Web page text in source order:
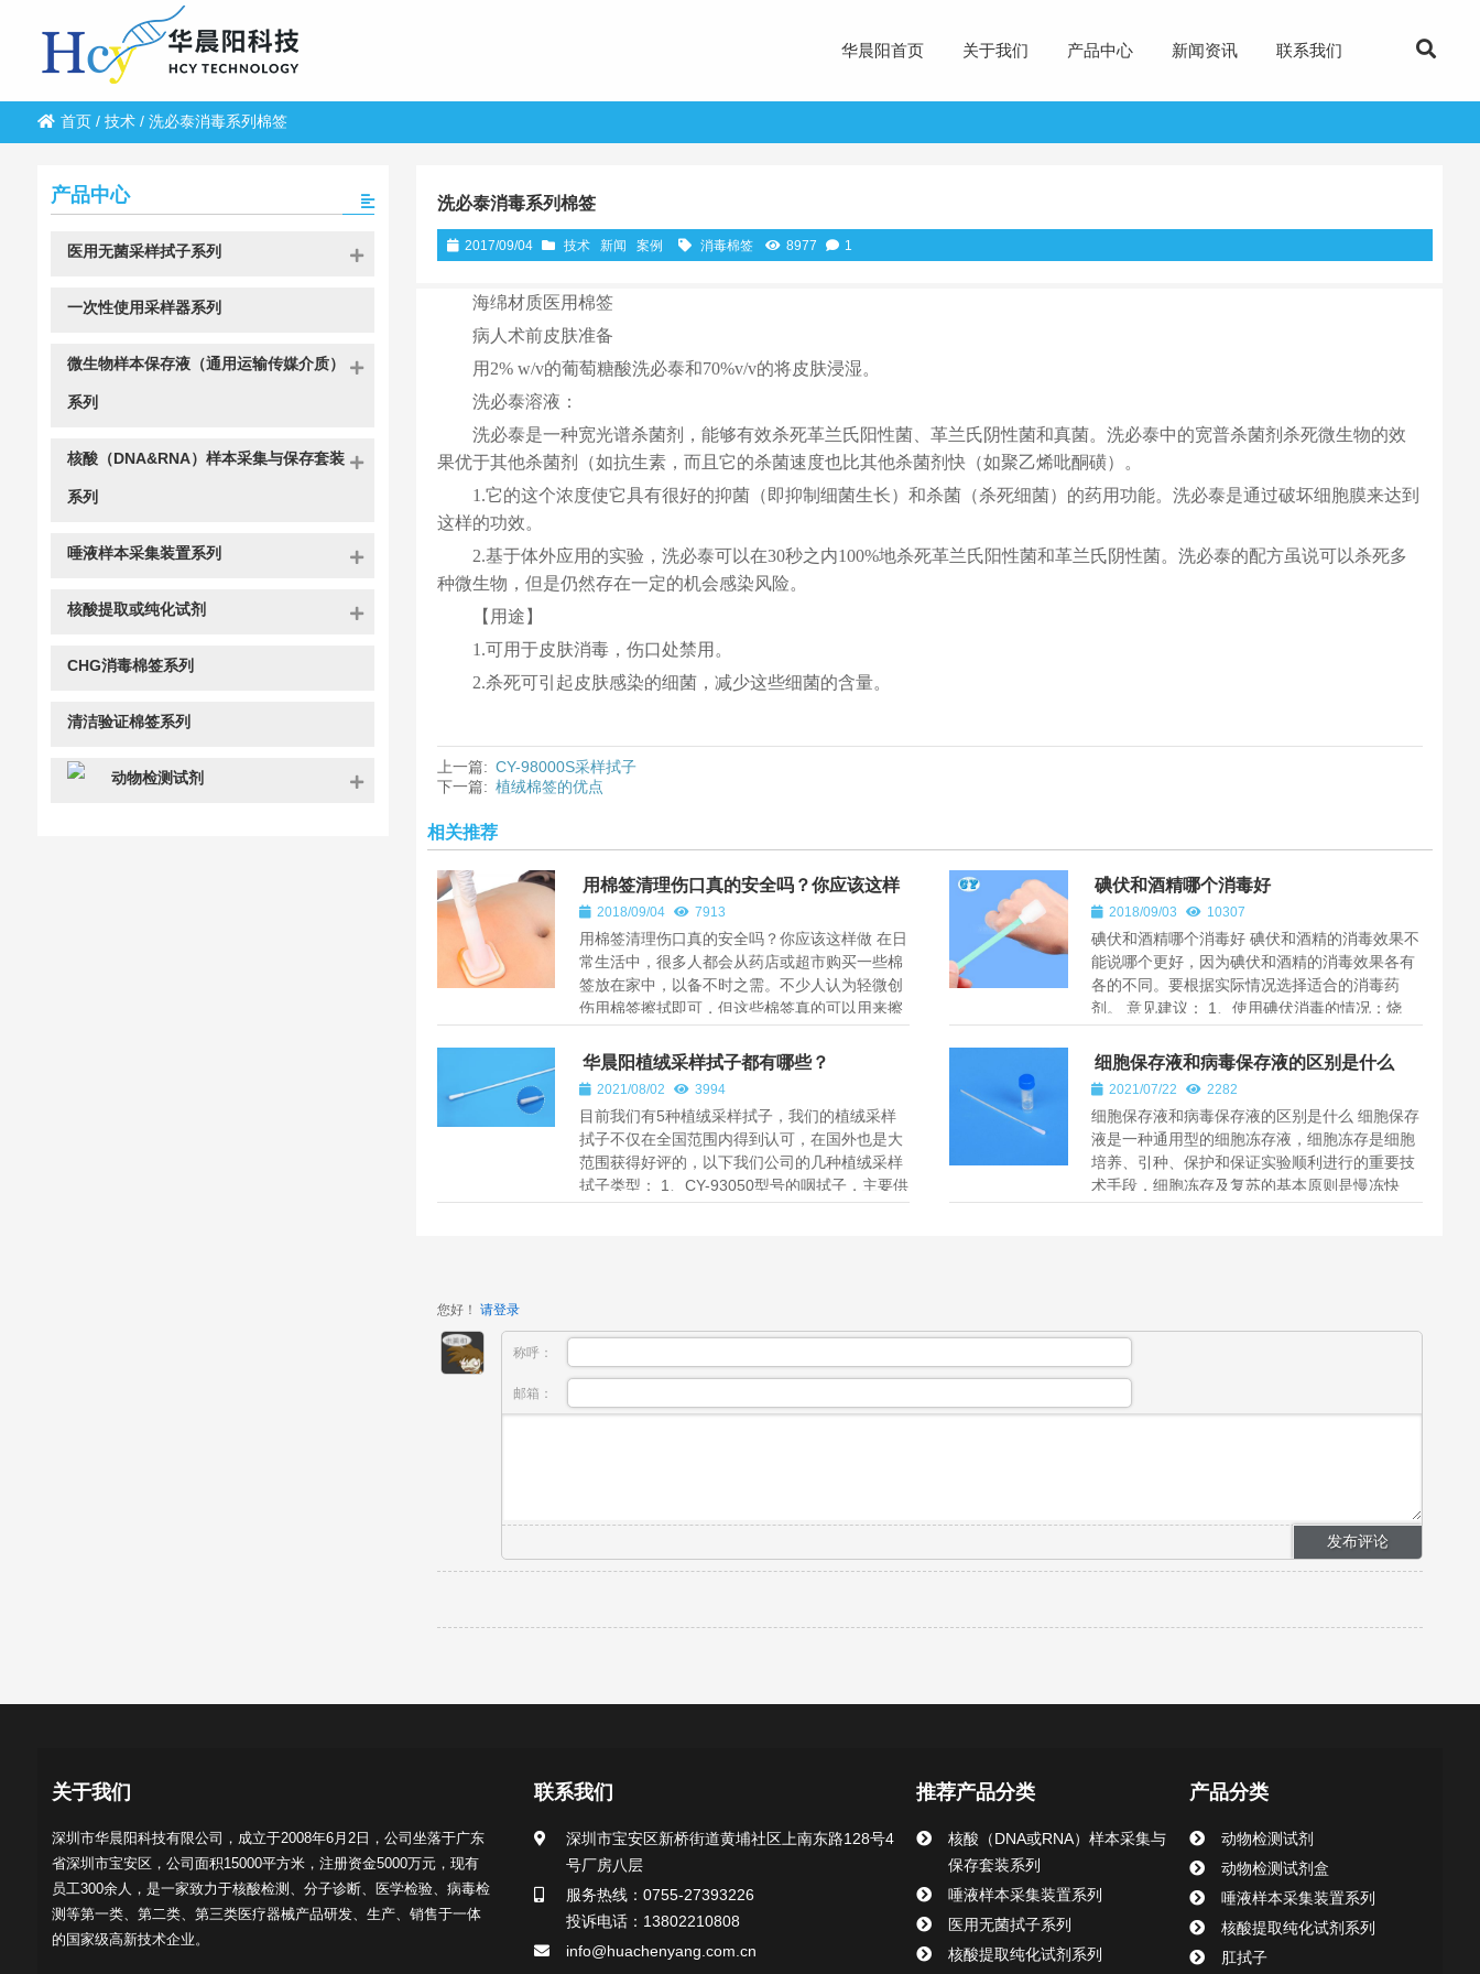
华晨阳首页 关于我们 产品中心 新闻资讯 联系我们
首页/ 技术/ 洗必泰消毒系列棉签
洗必泰消毒系列棉签
2017/09/04 技术 新闻 案例 消毒棉签 8977 1
海绵材质医用棉签
病人术前皮肤准备
用2% w/v的葡萄糖酸洗必泰和70%v/v的将皮肤浸湿。
洗必泰溶液：
洗必泰是一种宽光谱杀菌剂，能够有效杀死革兰氏阳性菌、革兰氏阴性菌和真菌。洗必泰中的宽普杀菌剂杀死微生物的效
果优于其他杀菌剂（如抗生素，而且它的杀菌速度也比其他杀菌剂快（如聚乙烯吡酮磺）。
1.它的这个浓度使它具有很好的抑菌（即抑制细菌生长）和杀菌（杀死细菌）的药用功能。洗必泰是通过破坏细胞膜来达到
这样的功效。
2.基于体外应用的实验，洗必泰可以在30秒之内100%地杀死革兰氏阳性菌和革兰氏阴性菌。洗必泰的配方虽说可以杀死多
种微生物，但是仍然存在一定的机会感染风险。
【用途】
1.可用于皮肤消毒，伤口处禁用。
2.杀死可引起皮肤感染的细菌，减少这些细菌的含量。
上一篇: CY-98000S采样拭子
下一篇: 植绒棉签的优点
相关推荐
用棉签清理伤口真的安全吗？你应该这样
做 2018/09/04 7913
用棉签清理伤口真的安全吗？你应该这样做 在日
常生活中，很多人都会从药店或超市购买一些棉
签放在家中，以备不时之需。不少人认为轻微创
伤用棉签擦拭即可，但这些棉签真的可以用来擦
拭、处理伤口吗？如果有外伤...
碘伏和酒精哪个消毒好
2018/09/03 10307
碘伏和酒精哪个消毒好 碘伏和酒精的消毒效果不
能说哪个更好，因为碘伏和酒精的消毒效果各有
各的不同。要根据实际情况选择适合的消毒药
剂。 意见建议： 1、使用碘伏消毒的情况：烧
伤、冻伤、刀伤、擦伤、挫...
华晨阳植绒采样拭子都有哪些？
2021/08/02 3994
目前我们有5种植绒采样拭子，我们的植绒采样
拭子不仅在全国范围内得到认可，在国外也是大
范围获得好评的，以下我们公司的几种植绒采样
拭子类型： 1、CY-93050型号的咽拭子，主要供
医疗机构采集患者咽喉内感染...
细胞保存液和病毒保存液的区别是什么
2021/07/22 2282
细胞保存液和病毒保存液的区别是什么 细胞保存
液是一种通用型的细胞冻存液，细胞冻存是细胞
培养、引种、保护和保证实验顺利进行的重要技
术手段，细胞冻存及复苏的基本原则是慢冻快
融，实验证明这样可以保存细...
您好！ 请登录
称呼：
邮箱：
产品中心
医用无菌采样拭子系列
一次性使用采样器系列
微生物样本保存液（通用运输传媒介质）
系列
核酸（DNA&RNA）样本采集与保存套装
系列
唾液样本采集装置系列
核酸提取或纯化试剂
CHG消毒棉签系列
清洁验证棉签系列
动物检测试剂
关于我们
深圳市华晨阳科技有限公司，成立于2008年6月2日，公司坐落于广东
省深圳市宝安区，公司面积15000平方米，注册资金5000万元，现有
员工300余人，是一家致力于核酸检测、分子诊断、医学检验、病毒检
测等第一类、第二类、第三类医疗器械产品研发、生产、销售于一体
的国家级高新技术企业。
联系我们
深圳市宝安区新桥街道黄埔社区上南东路128号4
号厂房八层
服务热线：0755-27393226
投诉电话：13802210808
info@huachenyang.com.cn
推荐产品分类
核酸（DNA或RNA）样本采集与
保存套装系列
唾液样本采集装置系列
医用无菌拭子系列
核酸提取纯化试剂系列
产品分类
动物检测试剂
动物检测试剂盒
唾液样本采集装置系列
核酸提取纯化试剂系列
肛拭子